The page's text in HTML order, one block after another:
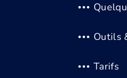
Outils
Tarifs